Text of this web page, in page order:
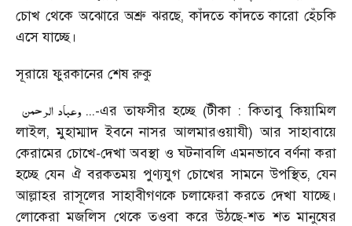
চোখ থেকে অঝোরে অশ্রু ঝরছে, কাঁদতে কাঁদতে কারো হেঁচকি
এসে যাচ্ছে।
সূরায়ে ফুরকানের শেষ রুকু
وعباد الرحمن ...-এর তাফসীর হচ্ছে (টীকা : কিতাবু কিয়ামিল
লাইল, মুহাম্মাদ ইবনে নাসর আলমারওয়াযী) আর সাহাবায়ে
কেরামের চোখে-দেখা অবস্থা ও ঘটনাবলি এমনভাবে বর্ণনা করা
হচ্ছে যেন ঐ বরকতময় পুণ্যযুগ চোখের সামনে উপস্থিত, যেন
আল্লাহর রাসূলের সাহাবীগণকে চলাফেরা করতে দেখা যাচ্ছে।
লোকেরা মজলিস থেকে তওবা করে উঠছে-শত শত মানুষের